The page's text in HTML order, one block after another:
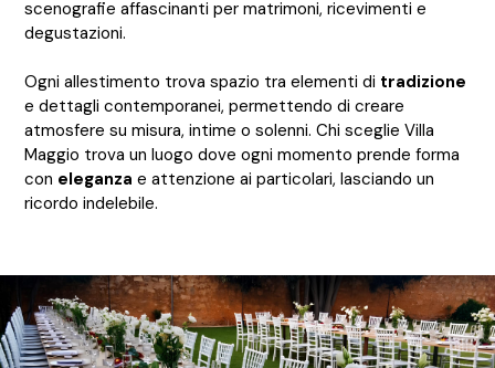
scenografie affascinanti per matrimoni, ricevimenti e
degustazioni.
Ogni allestimento trova spazio tra elementi di tradizione
e dettagli contemporanei, permettendo di creare
atmosfere su misura, intime o solenni. Chi sceglie Villa
Maggio trova un luogo dove ogni momento prende forma
con eleganza e attenzione ai particolari, lasciando un
ricordo indelebile.